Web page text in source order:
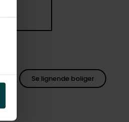
Se lignende boliger